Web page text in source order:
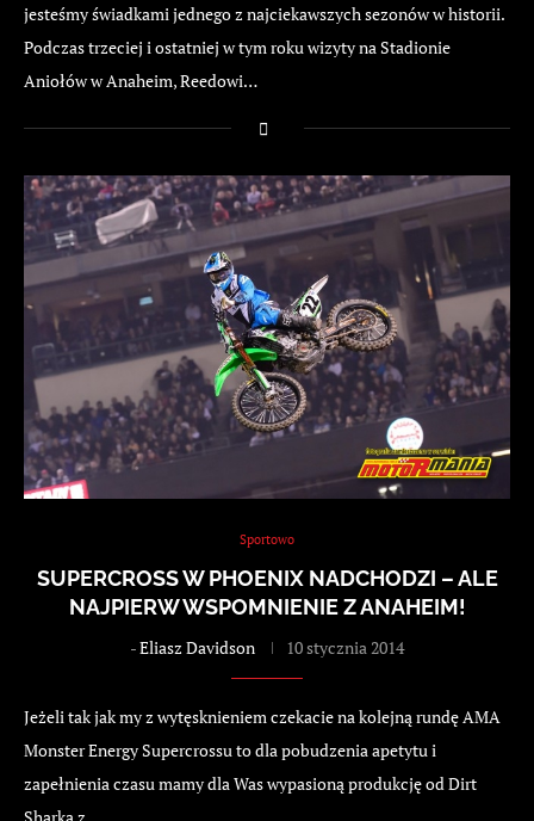
jesteśmy świadkami jednego z najciekawszych sezonów w historii.
Podczas trzeciej i ostatniej w tym roku wizyty na Stadionie
Aniołów w Anaheim, Reedowi…
Sportowo
SUPERCROSS W PHOENIX NADCHODZI – ALE
NAJPIERW WSPOMNIENIE Z ANAHEIM!
-Eliasz Davidson 10 stycznia 2014
Jeżeli tak jak my z wytęsknieniem czekacie na kolejną rundę AMA
Monster Energy Supercrossu to dla pobudzenia apetytu i
zapełnienia czasu mamy dla Was wypasioną produkcję od Dirt